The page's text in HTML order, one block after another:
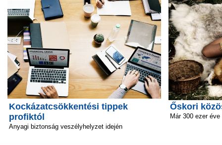
Kockázatcsökkentési tippek
profiktól
Anyagi biztonság veszélyhelyzet idején
Őskori
Már 300 ezer